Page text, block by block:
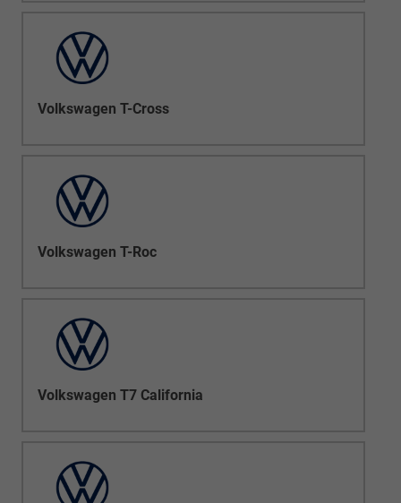
Volkswagen T-Cross
Volkswagen T-Roc
Volkswagen T7 California